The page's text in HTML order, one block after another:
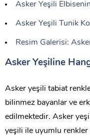
Asker Yeşili
Asker Yeşili Tunik
Resim Galerisi:
Asker Yeşiline
Asker yeşili tabiat
bilinmez bayanlar ve
edilmektedir. Asker
yeşili ile uyumlu